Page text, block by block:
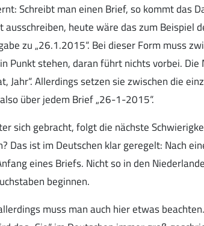
Schreibt man einen Brief, so kommt das
heute wäre das zum Beispiel
zu „26.1.2015“. Bei dieser Form muss
Punkt stehen, daran führt nichts vorbei. Die
Jahr“. Allerdings setzen sie zwischen die
über jedem Brief „26-1-2015“.
sich gebracht, folgt die nächste
Das ist im Deutschen klar geregelt: Nach
eines Briefs. Nicht so in den
beginnen.
muss man auch hier etwas